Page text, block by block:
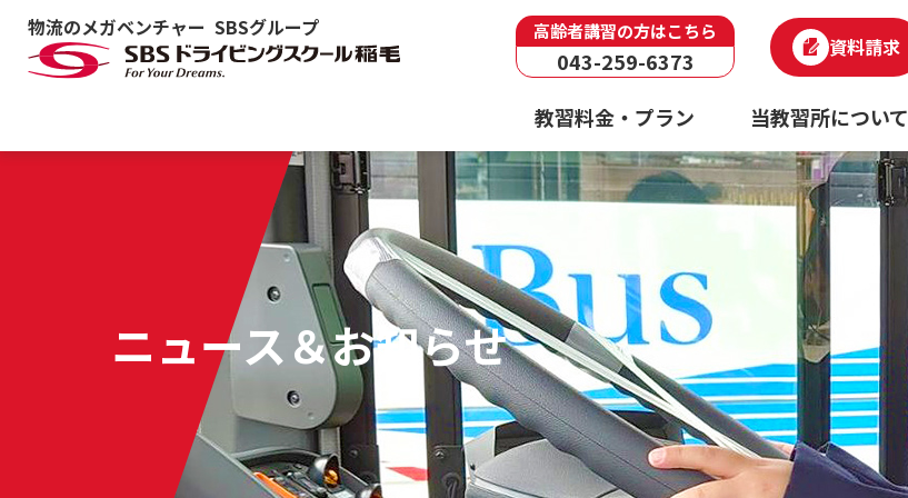
物流のメガベンチャー SBSグループ 高齢者講習の方はこちら
043-259-6373 資料請求
教習料金・プラン 当教習所について
ニュース＆お知らせ